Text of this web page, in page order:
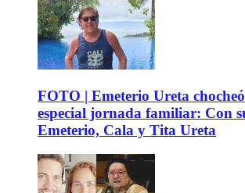
FOTO | Emeterio Ureta
especial jornada familiar: Con
Emeterio, Cala y Tita Ureta